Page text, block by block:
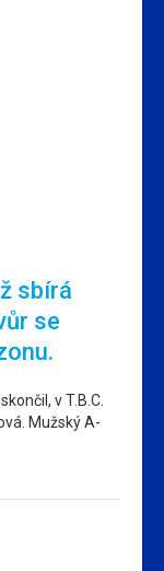
sbírá
se
v T.B.C.
Mužský A-